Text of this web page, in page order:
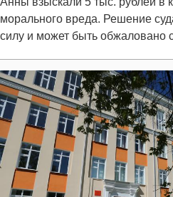
морального вреда. Решение
силу и может быть обжаловано